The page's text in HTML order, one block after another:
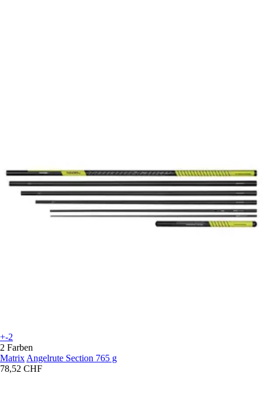
+-2
2 Farben
Matrix Angelrute Section 765 g
78,52 CHF